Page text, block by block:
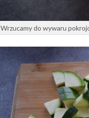
Wrzucamy do wywaru